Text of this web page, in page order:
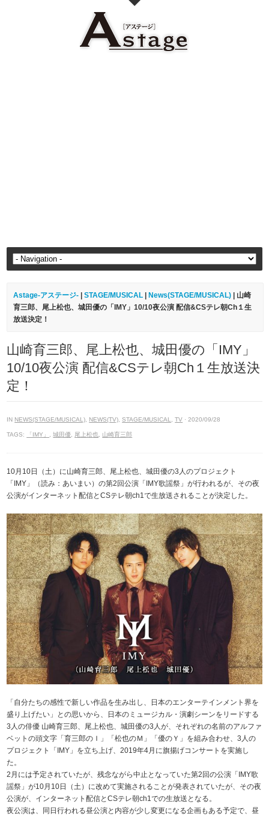
Astage-アステージ- |STAGE/MUSICAL News(STAGE/MUSICAL) | 山崎
育三郎、尾上松也、城田優の「IMY」10/10夜公演 配信&CSテレ朝Ch１生
放送決定！
山崎育三郎、尾上松也、城田優の「IMY」
10/10夜公演 配信&CSテレ朝Ch１生放送決
定！
IN NEWS(STAGE/MUSICAL) NEWS(TV) ,STAGE/MUSICAL ,TV · 2020/09/28
TAGS: 「IMY」 ,城田優 尾上松也 山崎育三郎
10月10日（土）に山崎育三郎、尾上松也、城田優の3人のプロジェクト
「IMY」（読み：あいまい）の第2回公演「IMY歌謡祭」が行われるが、その夜
公演がインターネット配信とCSテレ朝ch1で生放送されることが決定した。
「自分たちの感性で新しい作品を生み出し、日本のエンターテインメント界を
盛り上げたい」との思いから、日本のミュージカル・演劇シーンをリードする
3人の俳優 山崎育三郎、尾上松也、城田優の3人が、それぞれの名前のアルファ
ベットの頭文字「育三郎のＩ」「松也のＭ」「優のＹ」を組み合わせ、3人の
プロジェクト「IMY」を立ち上げ、2019年4月に旗揚げコンサートを実施し
た。
2月には予定されていたが、残念ながら中止となっていた第2回の公演「IMY歌
謡祭」が10月10日（土）に改めて実施されることが発表されていたが、その夜
公演が、インターネット配信とCSテレ朝ch1での生放送となる。
夜公演は、同日行われる昼公演と内容が少し変更になる企画もある予定で、昼